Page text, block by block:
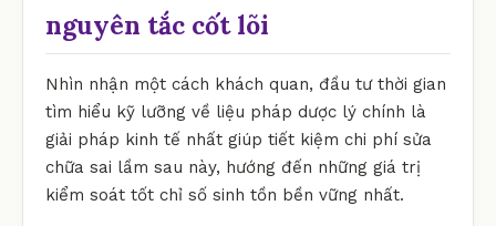
nguyên tắc cốt lõi
Nhìn nhận một cách khách quan, đầu tư thời gian
tìm hiểu kỹ lưỡng về liệu pháp dược lý chính là
giải pháp kinh tế nhất giúp tiết kiệm chi phí sửa
chữa sai lầm sau này, hướng đến những giá trị
kiểm soát tốt chỉ số sinh tồn bền vững nhất.